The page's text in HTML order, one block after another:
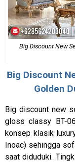
Big Discount New
Big Discount
Golden
Big discount new
gloss classy BT-
konsep klasik
Inoac) sehingga
saat diduduki.